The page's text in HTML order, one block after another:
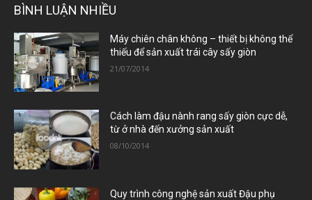
BÌNH LUẬN NHIỀU
Máy chiên chân không – thiết bị không thể
thiếu để sản xuất trái cây sấy giòn
21/07/2014
Cách làm đậu nành rang sấy giòn cực dễ,
từ ở nhà đến xưởng sản xuất
08/10/2014
Quy trình công nghệ sản xuất Đậu phụ